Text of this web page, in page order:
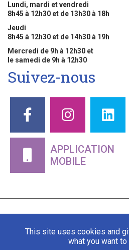
Lundi, mardi et vendredi
8h45 à 12h30 et de 13h30 à 18h
Jeudi
8h45 à 12h30 et de 14h30 à 19h
Mercredi de 9h à 12h30 et
le samedi de 9h à 12h30
Suivez-nous
APPLICATION
MOBILE
This site uses cookies and
what you want